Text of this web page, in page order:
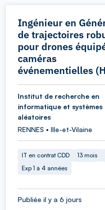
Ingénieur en
de trajectoires
pour drones
caméras
événementielles
Institut de recherche en
informatique et systèmes
aléatoires
RENNES • Ille-et-Vilaine
IT en contrat CDD 13 mois
Exp 1 à 4 années
Publiée il y a 6 jours